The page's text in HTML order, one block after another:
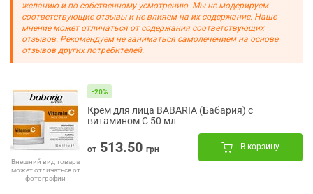
желанию и по собственному усмотрению. Мы не модерируем
соответствующие отзывы и не влияем на их содержание. Наше
мнение может отличаться от содержания соответствующих
отзывов. Рекомендуем не заниматься самолечением на основе
отзывов других потребителей.
Внешний вид товара
может отличаться от
фотографии
-20%
Крем для лица BABARIA (Бабария) с
витамином С 50 мл
от 513.50 грн В корзину